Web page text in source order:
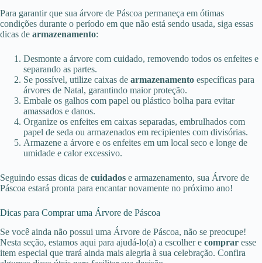
Para garantir que sua árvore de Páscoa permaneça em ótimas
condições durante o período em que não está sendo usada, siga essas
dicas de armazenamento:
Desmonte a árvore com cuidado, removendo todos os enfeites e
separando as partes.
Se possível, utilize caixas de armazenamento específicas para
árvores de Natal, garantindo maior proteção.
Embale os galhos com papel ou plástico bolha para evitar
amassados e danos.
Organize os enfeites em caixas separadas, embrulhados com
papel de seda ou armazenados em recipientes com divisórias.
Armazene a árvore e os enfeites em um local seco e longe de
umidade e calor excessivo.
Seguindo essas dicas de cuidados e armazenamento, sua Árvore de
Páscoa estará pronta para encantar novamente no próximo ano!
Dicas para Comprar uma Árvore de Páscoa
Se você ainda não possui uma Árvore de Páscoa, não se preocupe!
Nesta seção, estamos aqui para ajudá-lo(a) a escolher e comprar esse
item especial que trará ainda mais alegria à sua celebração. Confira